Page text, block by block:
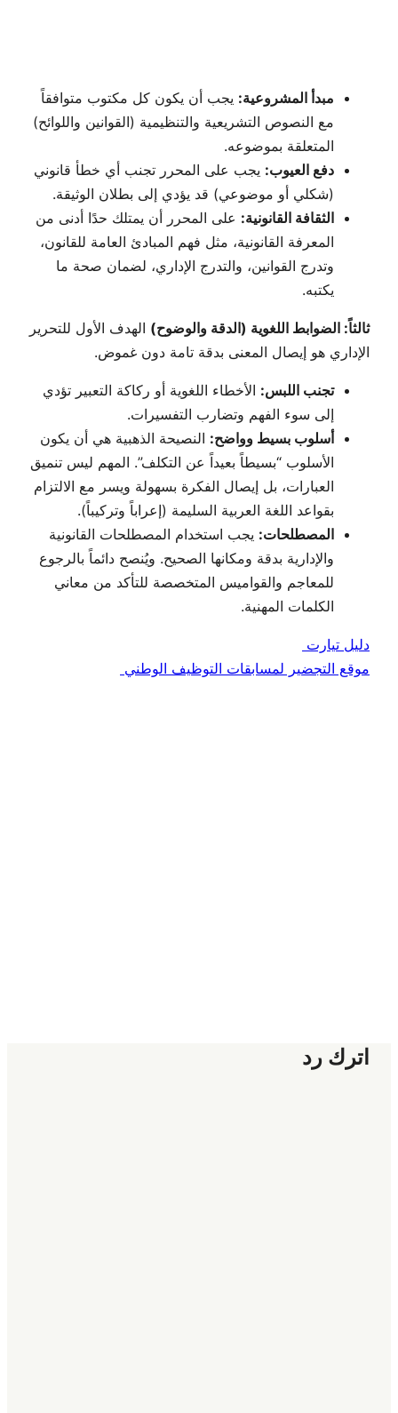
مبدأ المشروعية: يجب أن يكون كل مكتوب متوافقاً
مع النصوص التشريعية والتنظيمية (القوانين واللوائح)
المتعلقة بموضوعه.
دفع العيوب: يجب على المحرر تجنب أي خطأ قانوني
(شكلي أو موضوعي) قد يؤدي إلى بطلان الوثيقة.
الثقافة القانونية: على المحرر أن يمتلك حدًا أدنى من
المعرفة القانونية، مثل فهم المبادئ العامة للقانون،
وتدرج القوانين، والتدرج الإداري، لضمان صحة ما
يكتبه.
ثالثاً: الضوابط اللغوية (الدقة والوضوح) الهدف الأول للتحرير
الإداري هو إيصال المعنى بدقة تامة دون غموض.
تجنب اللبس: الأخطاء اللغوية أو ركاكة التعبير تؤدي
إلى سوء الفهم وتضارب التفسيرات.
أسلوب بسيط وواضح: النصيحة الذهبية هي أن يكون
الأسلوب “بسيطاً بعيداً عن التكلف”. المهم ليس تنميق
العبارات، بل إيصال الفكرة بسهولة ويسر مع الالتزام
بقواعد اللغة العربية السليمة (إعراباً وتركيباً).
المصطلحات: يجب استخدام المصطلحات القانونية
والإدارية بدقة ومكانها الصحيح. ويُنصح دائماً بالرجوع
للمعاجم والقواميس المتخصصة للتأكد من معاني
الكلمات المهنية.
دليل تيارت
موقع التجضير لمسابقات التوظيف الوطني
اترك رد